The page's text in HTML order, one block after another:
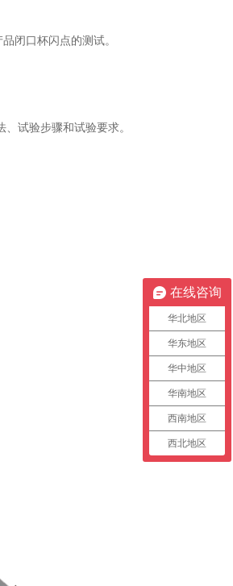
口杯闪点的测试。
试验步骤和试验要求。
在线咨询
华北地区
华东地区
华中地区
华南地区
西南地区
西北地区